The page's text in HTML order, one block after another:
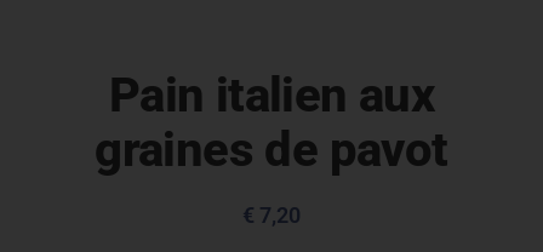
Pain italien aux
graines de pavot
€ 7,20